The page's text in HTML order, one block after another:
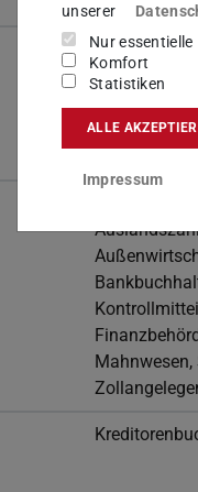
Mahnwesen,
unserer
Nur essentielle
Komfort
Statistiken
ALLE
Impressum